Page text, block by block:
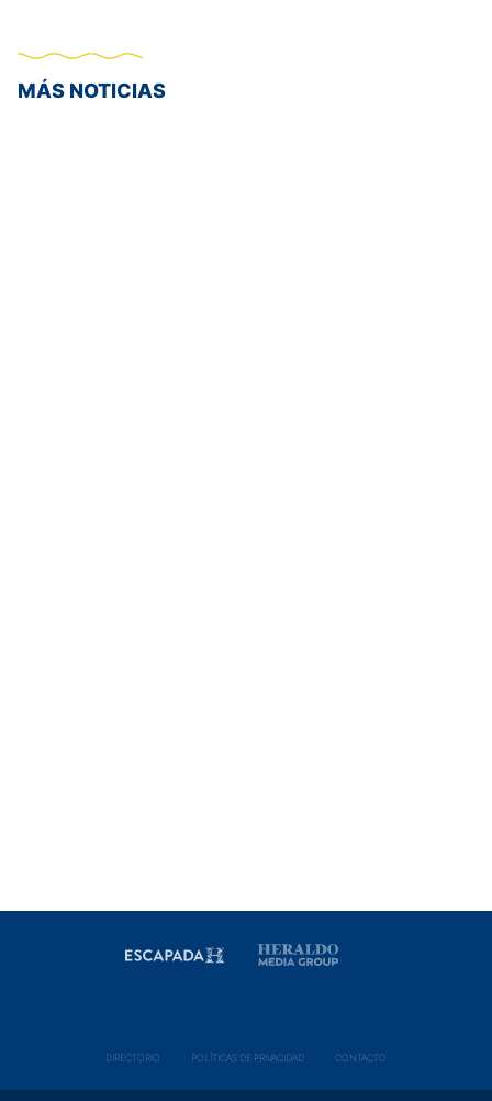
MÁS NOTICIAS
DIRECTORIO POLÍ­TICAS DE PRIVACIDAD CONTACTO